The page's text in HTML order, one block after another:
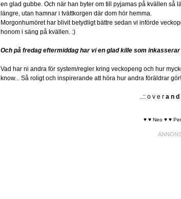
en glad gubbe. Och när han byter om till pyjamas på kvällen så
längre, utan hamnar i tvättkorgen där dom hör hemma.
Morgonhumöret har blivit betydligt bättre sedan vi införde
honom i säng på kvällen. :)
Och på fredag eftermiddag har vi en glad kille som
Vad har ni andra för system/regler kring veckopeng och hur
know... Så roligt och inspirerande att höra hur andra föräldrar
..:: o v e r a n d
♥ ♥ Neo ♥ ♥